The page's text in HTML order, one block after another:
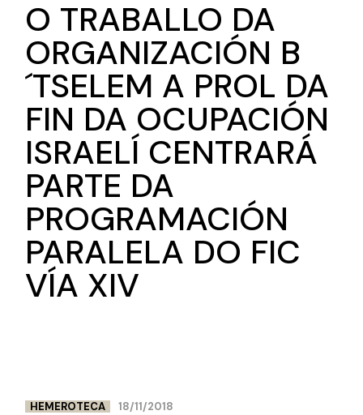
O TRABALLO DA
ORGANIZACIÓN B
´TSELEM A PROL DA
FIN DA OCUPACIÓN
ISRAELÍ CENTRARÁ
PARTE DA
PROGRAMACIÓN
PARALELA DO FIC
VÍA XIV
HEMEROTECA 18/11/2018